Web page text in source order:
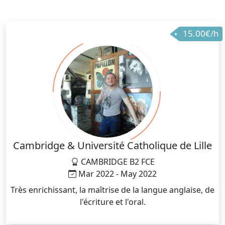
I adapt to your level and goals and almost wish that
you enjoy your lessons. I teach on Zoom or Skype, so
we can share various files (texts; pictures, songs ...)
Please contact me for any question you may have! A
bientôt (see you soon ! I hope) Isabelle
15.00€/h
Cambridge & Université Catholique de Lille
CAMBRIDGE B2 FCE
Mar 2022 - May 2022
Très enrichissant, la maîtrise de la langue anglaise, de
l'écriture et l'oral.